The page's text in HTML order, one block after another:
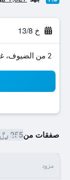
خ 13/8
2 من الضيوف، غرفة واحدة
صفقات من255 ﷼
مزود